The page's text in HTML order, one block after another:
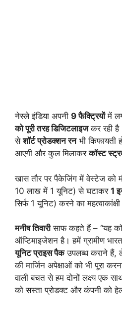
नेस्ले इंडिया अपनी 9 फैक्ट्रियोंमें
को पूरी तरह डिजिटलाइजकर रही
सेशॉर्ट प्रोडक्शन रनभी किफायती
आएगी और कुल मिलाकरकॉस्ट
खास तौर पर पैकेजिंग में वेस्टेज को
10 लाख में 1 यूनिट) से घटाकर 1
सिर्फ 1 यूनिट) करने का
मनीष तिवारीसाफ कहते हैं – “यह
ऑप्टिमाइजेशन है। हमें ग्रामीण
यूनिट प्राइस पैकउपलब्ध कराने हैं,
की मार्जिन अपेक्षाओं को भी पूरा
वाली बचत से हम दोनों लक्ष्य एक
को सस्ता प्रोडक्ट और कंपनी को